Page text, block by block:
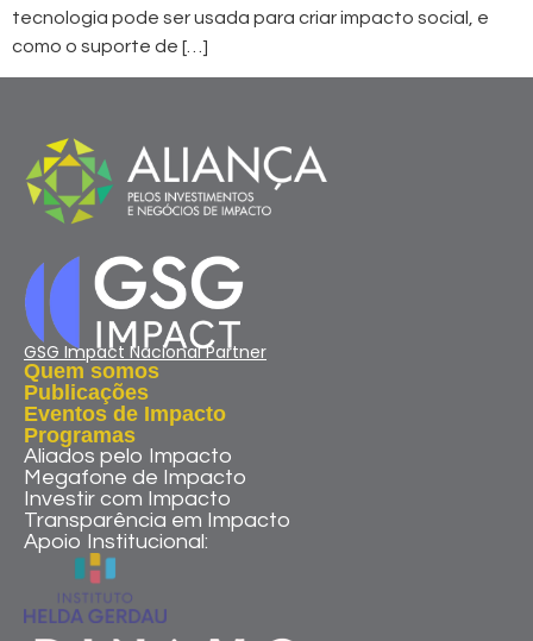
tecnologia pode ser usada para criar impacto social, e
como o suporte de […]
GSG Impact Nacional Partner
Quem somos
Publicações
Eventos de Impacto
Programas
Aliados pelo Impacto
Megafone de Impacto
Investir com Impacto
Transparência em Impacto
Apoio Institucional: